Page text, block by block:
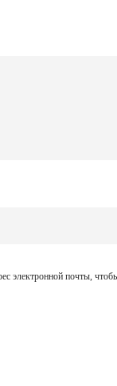
электронной почты,